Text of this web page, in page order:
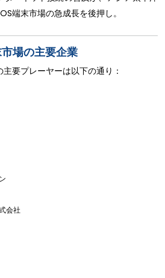
端末市場の急成長を後押し。
場の主要企業
要プレーヤーは以下の通り：
会社